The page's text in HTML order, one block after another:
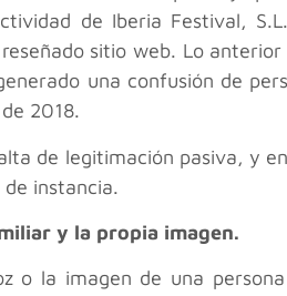
de Iberia Festival,
sitio web. Lo
una confusión de
2018.
de legitimación pasiva, y
instancia.
y la propia imagen.
o la imagen de una